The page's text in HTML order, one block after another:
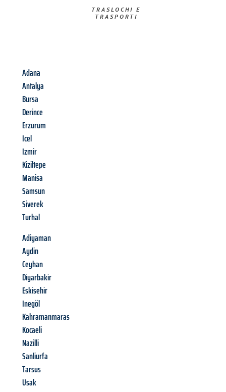
TRASLOCHI E
TRASPORTI​
Adana
Antalya
Bursa
Derince
Erzurum
Icel
Izmir
Kiziltepe
Manisa
Samsun
Siverek
Turhal
Adiyaman
Aydin
Ceyhan
Diyarbakir
Eskisehir
Inegöl
Kahramanmaras
Kocaeli
Nazilli
Sanliurfa
Tarsus
Usak